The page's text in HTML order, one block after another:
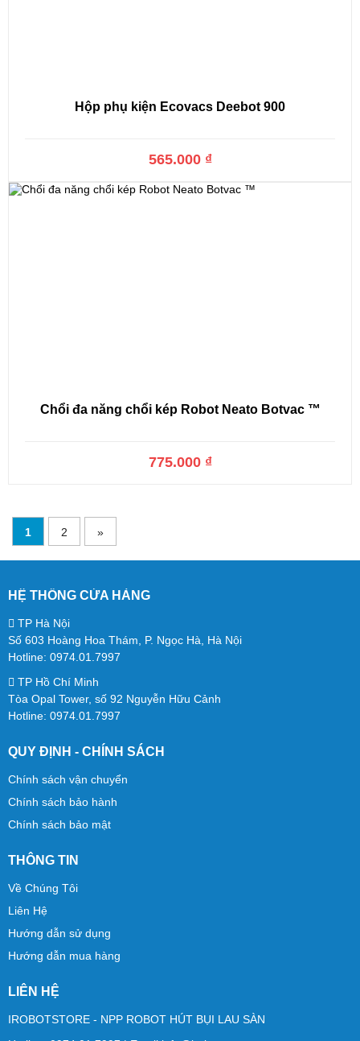
Hộp phụ kiện Ecovacs Deebot 900
565.000 ₫
Chổi đa năng chổi kép Robot Neato Botvac ™
775.000 ₫
1 2 »
HỆ THỐNG CỬA HÀNG
TP Hà Nội
Số 603 Hoàng Hoa Thám, P. Ngọc Hà, Hà Nội
Hotline: 0974.01.7997
TP Hồ Chí Minh
Tòa Opal Tower, số 92 Nguyễn Hữu Cảnh
Hotline: 0974.01.7997
QUY ĐỊNH - CHÍNH SÁCH
Chính sách vận chuyển
Chính sách bảo hành
Chính sách bảo mật
THÔNG TIN
Về Chúng Tôi
Liên Hệ
Hướng dẫn sử dụng
Hướng dẫn mua hàng
LIÊN HỆ
IROBOTSTORE - NPP ROBOT HÚT BỤI LAU SÀN